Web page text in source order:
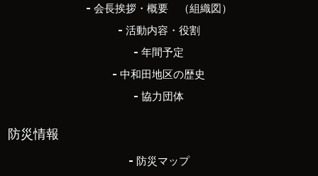
会長挨拶・概要 （組織図）
活動内容・役割
年間予定
中和田地区の歴史
協力団体
防災情報
防災マップ